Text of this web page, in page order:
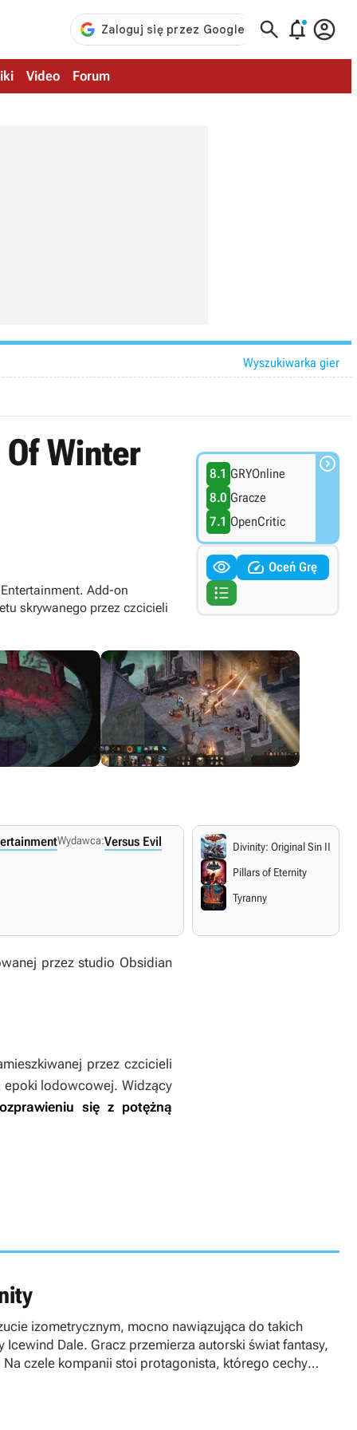
  
Video Forum
Wyszukiwarka gier
Winter
Add-on
skrywanego przez czcicieli
8.1 GRYOnline
8.0 Gracze
7.1 OpenCritic

  Oceń Grę

Wydawca:Versus Evil
Divinity: Original Sin II
Pillars of Eternity
Tyranny
przez studio Obsidian
przez czcicieli
epoki lodowcowej. Widzący
się z potężną
izometrycznym, mocno nawiązująca do takich
Icewind Dale. Gracz przemierza autorski świat fantasy,
czele kompanii stoi protagonista, którego cechy